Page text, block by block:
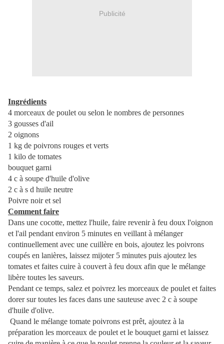
Publicité
Ingrédients
4 morceaux de poulet ou selon le nombres de personnes
3 gousses d'ail
2 oignons
1 kg de poivrons rouges et verts
1 kilo de tomates
bouquet garni
4 c à soupe d'huile d'olive
2 c à s d huile neutre
Poivre noir et sel
Comment faire
Dans une cocotte, mettez l'huile, faire revenir à feu doux l'oignon
et l'ail pendant environ 5 minutes en veillant à mélanger
continuellement avec une cuillère en bois, ajoutez les poivrons
coupés en lanières, laissez mijoter 5 minutes puis ajoutez les
tomates et faites cuire à couvert à feu doux afin que le mélange
libère toutes les saveurs.
Pendant ce temps, salez et poivrez les morceaux de poulet et faites
dorer sur toutes les faces dans une sauteuse avec 2 c à soupe
d'huile d'olive.
Quand le mélange tomate poivrons est prêt, ajoutez à la
préparation les morceaux de poulet et le bouquet garni et laissez